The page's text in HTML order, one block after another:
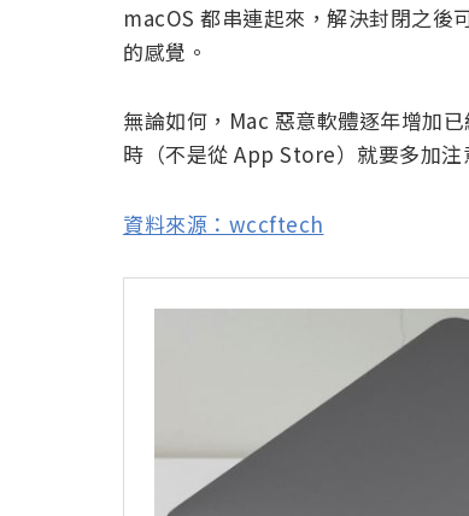
macOS 都串連起來，解決封閉之後
的感覺。
無論如何，Mac 惡意軟體逐年增加
時（不是從 App Store）就要多加注
資料來源：wccftech